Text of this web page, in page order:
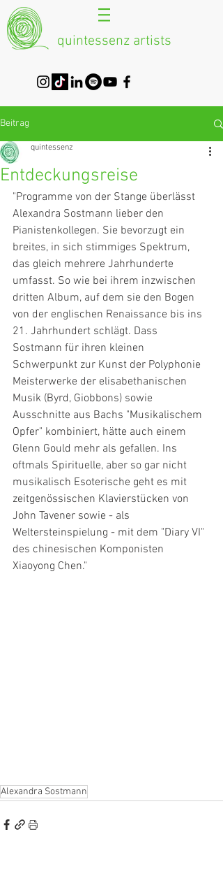
quintessenz artists
Beitrag
Entdeckungsreise
quintessenz
"Programme von der Stange überlässt
Alexandra Sostmann lieber den
Pianistenkollegen. Sie bevorzugt ein
breites, in sich stimmiges Spektrum,
das gleich mehrere Jahrhunderte
umfasst. So wie bei ihrem inzwischen
dritten Album, auf dem sie den Bogen
von der englischen Renaissance bis ins
21. Jahrhundert schlägt. Dass
Sostmann für ihren kleinen
Schwerpunkt zur Kunst der Polyphonie
Meisterwerke der elisabethanischen
Musik (Byrd, Giobbons) sowie
Ausschnitte aus Bachs "Musikalischem
Opfer" kombiniert, hätte auch einem
Glenn Gould mehr als gefallen. Ins
oftmals Spirituelle, aber so gar nicht
musikalisch Esoterische geht es mit
zeitgenössischen Klavierstücken von
John Tavener sowie - als
Weltersteinspielung - mit dem "Diary VI"
des chinesischen Komponisten
Xiaoyong Chen."
Alexandra Sostmann